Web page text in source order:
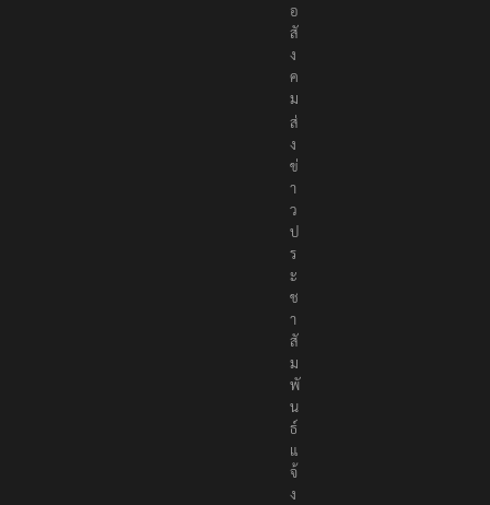
อ
สั
ง
ค
ม
ส่
ง
ข่
า
ว
ป
ร
ะ
ช
า
สั
ม
พั
น
ธ์
แ
จ้
ง